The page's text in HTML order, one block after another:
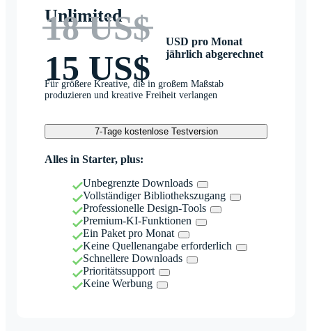
Unlimited
18 US$
15 US$
USD pro Monat
jährlich abgerechnet
Für größere Kreative, die in großem Maßstab
produzieren und kreative Freiheit verlangen
7-Tage kostenlose Testversion
Alles in Starter, plus:
Unbegrenzte Downloads
Vollständiger Bibliothekszugang
Professionelle Design-Tools
Premium-KI-Funktionen
Ein Paket pro Monat
Keine Quellenangabe erforderlich
Schnellere Downloads
Prioritätssupport
Keine Werbung